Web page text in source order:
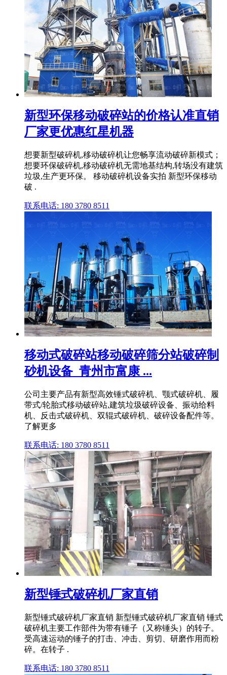
新型环保移动破碎站的价格认准直销
厂家更优惠红星机器
想要新型破碎机,移动破碎机让您畅享流动破碎新模式；
想要环保破碎机,移动破碎机无需地基结构,转场没有建筑
垃圾,生产更环保。 移动破碎机设备实拍 新型环保移动
破 .
联系电话: 180 3780 8511
移动式破碎站移动破碎筛分站破碎制
砂机设备_青州市富康 ...
公司主要产品有新型高效锤式破碎机、颚式破碎机、履
带式/轮胎式移动破碎站,建筑垃圾破碎设备、振动给料
机、反击式破碎机、双辊式破碎机、破碎设备配件等。
了解更多
联系电话: 180 3780 8511
新型锤式破碎机厂家直销
新型锤式破碎机厂家直销 新型锤式破碎机厂家直销 锤式
破碎机主要工作部件为带有锤子（又称锤头）的转子。
受高速运动的锤子的打击、冲击、剪切、研磨作用而粉
碎。在转子 .
联系电话: 180 3780 8511